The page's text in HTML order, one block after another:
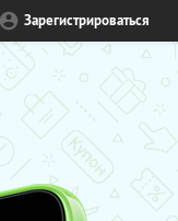
Зарегистрироваться